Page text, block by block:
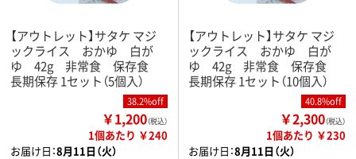
【アウトレット】サタケ マジ
ックライス おかゆ 白が
ゆ 42g 非常食 保存食
長期保存 1セット（5個入）
38.2%off
￥1,200（税込）
1個あたり ￥240
お届け日：8月11日（火）
【アウトレット】サタケ マジ
ックライス おかゆ 白が
ゆ 42g 非常食 保存食
長期保存 1セット（10個入）
40.8%off
￥2,300（税込）
1個あたり ￥230
お届け日：8月11日（火）